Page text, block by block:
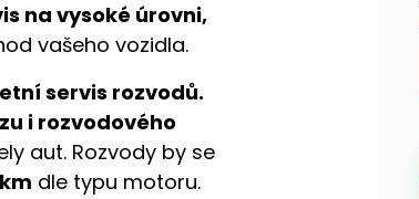
na vysoké úrovni,
vašeho vozidla.
servis rozvodů.
i rozvodového
aut. Rozvody by se
dle typu motoru.